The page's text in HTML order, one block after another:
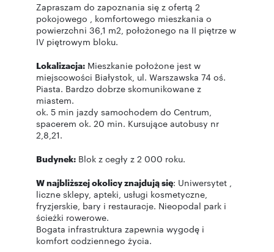
Zapraszam do zapoznania się z ofertą 2
pokojowego , komfortowego mieszkania o
powierzchni 36,1 m2, położonego na II piętrze w
IV piętrowym bloku.
Lokalizacja: Mieszkanie położone jest w
miejscowości Białystok, ul. Warszawska 74 oś.
Piasta. Bardzo dobrze skomunikowane z
miastem.
ok. 5 min jazdy samochodem do Centrum,
spacerem ok. 20 min. Kursujące autobusy nr
2,8,21.
Budynek: Blok z cegły z 2 000 roku.
W najbliższej okolicy znajdują się: Uniwersytet ,
liczne sklepy, apteki, usługi kosmetyczne,
fryzjerskie, bary i restauracje. Nieopodal park i
ścieżki rowerowe.
Bogata infrastruktura zapewnia wygodę i
komfort codziennego życia.